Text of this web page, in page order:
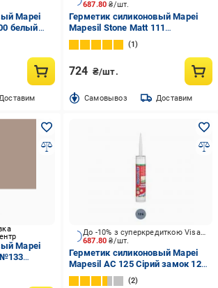
Mapei
белый
Доставим
687.80₴/шт.
Герметик силиконовый Mapei
Mapesil Stone Matt 111
серебристо-серый 310 мл
1
724 ₴/шт.
Cамовывоз Доставим
Mapei
№133
687.80₴/шт.
До -10% з суперкредиткою Visa Вигода
Герметик силиконовый Mapei
Mapesil AC 125 Сірий замок 125
Серый замок 310 мл
2